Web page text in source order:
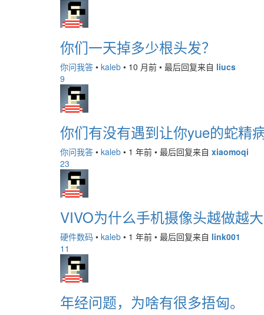
你们一天掉多少根头发？
你问我答 • kaleb • 10 月前 • 最后回复来自 liucs
9
你们有没有遇到让你yue的蛇精
你问我答 • kaleb • 1 年前 • 最后回复来自 xiaomoqi
23
VIVO为什么手机摄像头越做越大
硬件数码 • kaleb • 1 年前 • 最后回复来自 link001
11
年经问题，为啥有很多捂匈。